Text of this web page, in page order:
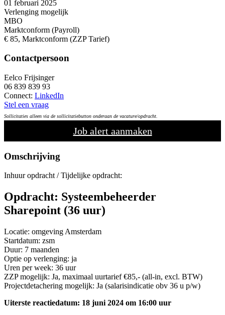
01 februari 2025
Verlenging mogelijk
MBO
Marktconform (Payroll)
€ 85, Marktconform (ZZP Tarief)
Contactpersoon
Eelco Frijsinger
06 839 839 93
Connect: LinkedIn
Stel een vraag
Sollicitaties alleen via de sollicitatiebutton onderaan de vacature/opdracht.
Job alert aanmaken
Omschrijving
Inhuur opdracht / Tijdelijke opdracht:
Opdracht: Systeembeheerder
Sharepoint (36 uur)
Locatie: omgeving Amsterdam
Startdatum: zsm
Duur: 7 maanden
Optie op verlenging: ja
Uren per week: 36 uur
ZZP mogelijk: Ja, maximaal uurtarief €85,- (all-in, excl. BTW)
Projectdetachering mogelijk: Ja (salarisindicatie obv 36 u p/w)
Uiterste reactiedatum: 18 juni 2024 om 16:00 uur